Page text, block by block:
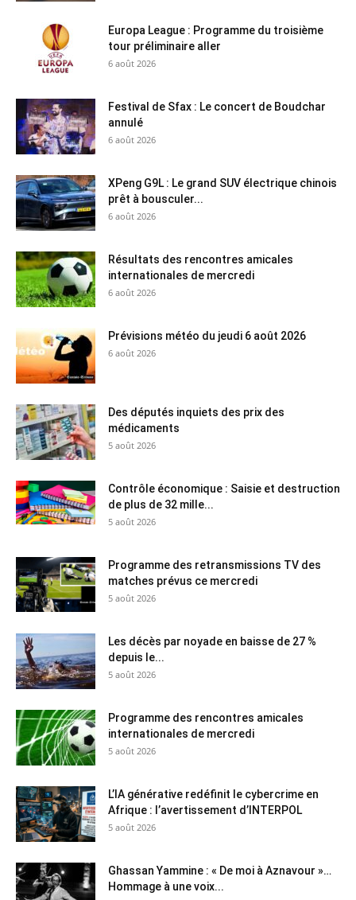
Europa League : Programme du troisième
tour préliminaire aller
6 août 2026
Festival de Sfax : Le concert de Boudchar
annulé
6 août 2026
XPeng G9L : Le grand SUV électrique chinois
prêt à bousculer...
6 août 2026
Résultats des rencontres amicales
internationales de mercredi
6 août 2026
Prévisions météo du jeudi 6 août 2026
6 août 2026
Des députés inquiets des prix des
médicaments
5 août 2026
Contrôle économique : Saisie et destruction
de plus de 32 mille...
5 août 2026
Programme des retransmissions TV des
matches prévus ce mercredi
5 août 2026
Les décès par noyade en baisse de 27 %
depuis le...
5 août 2026
Programme des rencontres amicales
internationales de mercredi
5 août 2026
L’IA générative redéfinit le cybercrime en
Afrique : l’avertissement d’INTERPOL
5 août 2026
Ghassan Yammine : « De moi à Aznavour »…
Hommage à une voix...